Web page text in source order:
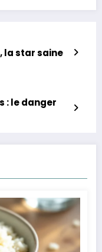
la star saine
: le danger